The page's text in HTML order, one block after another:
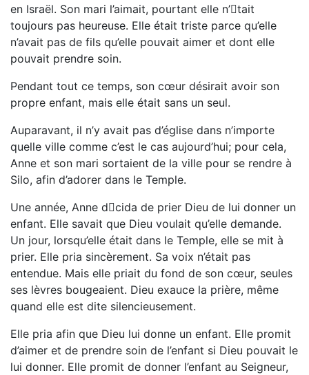
en Israël. Son mari l’aimait, pourtant elle n’tait
toujours pas heureuse. Elle était triste parce qu’elle
n’avait pas de fils qu’elle pouvait aimer et dont elle
pouvait prendre soin.
Pendant tout ce temps, son cœur désirait avoir son
propre enfant, mais elle était sans un seul.
Auparavant, il n’y avait pas d’église dans n’importe
quelle ville comme c’est le cas aujourd’hui; pour cela,
Anne et son mari sortaient de la ville pour se rendre à
Silo, afin d’adorer dans le Temple.
Une année, Anne dcida de prier Dieu de lui donner un
enfant. Elle savait que Dieu voulait qu’elle demande.
Un jour, lorsqu’elle était dans le Temple, elle se mit à
prier. Elle pria sincèrement. Sa voix n’était pas
entendue. Mais elle priait du fond de son cœur, seules
ses lèvres bougeaient. Dieu exauce la prière, même
quand elle est dite silencieusement.
Elle pria afin que Dieu lui donne un enfant. Elle promit
d’aimer et de prendre soin de l’enfant si Dieu pouvait le
lui donner. Elle promit de donner l’enfant au Seigneur,